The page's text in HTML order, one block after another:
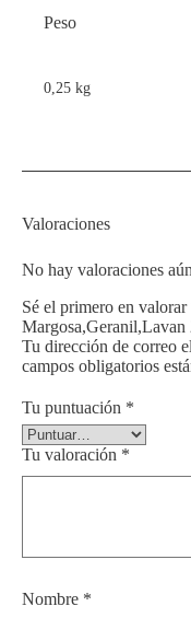
Peso
0,25 kg
Valoraciones
No hay valoraciones
Sé el primero en
Margosa,Geranil,Lavan
Tu dirección de correo
campos obligatorios
Tu puntuación *
Tu valoración *
Nombre *